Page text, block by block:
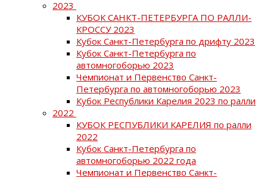
2023
КУБОК САНКТ-ПЕТЕРБУРГА ПО РАЛЛИ-
КРОССУ 2023
Кубок Санкт-Петербурга по дрифту 2023
Кубок Санкт-Петербурга по
автомногоборью 2023
Чемпионат и Первенство Санкт-
Петербурга по автомногоборью 2023
Кубок Республики Карелия 2023 по ралли
2022
КУБОК РЕСПУБЛИКИ КАРЕЛИЯ по ралли
2022
Кубок Санкт-Петербурга по
автомногоборью 2022 года
Чемпионат и Первенство Санкт-